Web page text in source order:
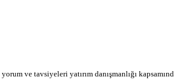
ve tavsiyeleri yatırım danışmanlığı